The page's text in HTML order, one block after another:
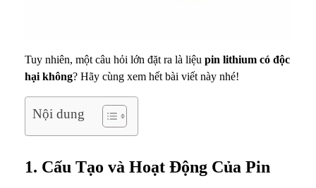
ộ
c
K
ô
Tuy nhiên, một câu hỏi lớn đặt ra là liệu pin lithium có độc
hại không? Hãy cùng xem hết bài viết này nhé!
Nội dung
1. Cấu Tạo và Hoạt Động Của Pin